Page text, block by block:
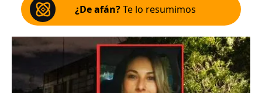
¿De afán?Te lo resumimos